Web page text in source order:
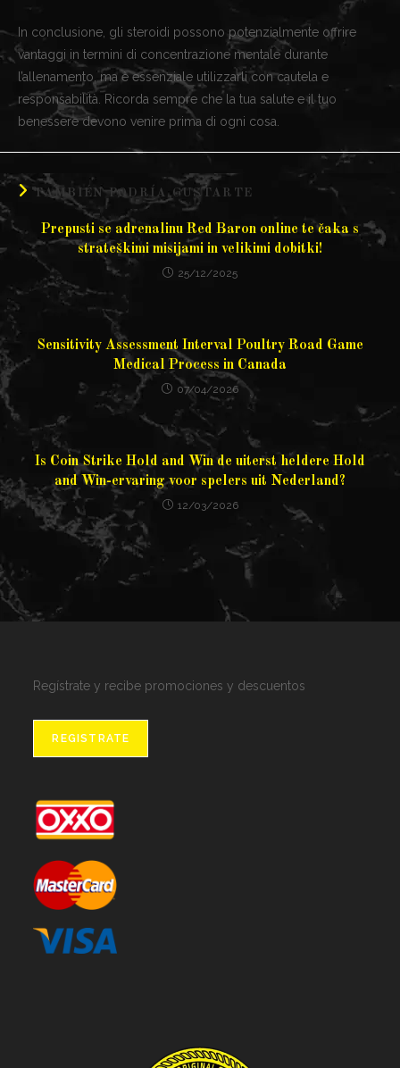
In conclusione, gli steroidi possono potenzialmente offrire
vantaggi in termini di concentrazione mentale durante
l’allenamento, ma è essenziale utilizzarli con cautela e
responsabilità. Ricorda sempre che la tua salute e il tuo
benessere devono venire prima di ogni cosa.
TAMBIÉN PODRÍA GUSTARTE
Prepusti se adrenalinu Red Baron online te čaka s
strateškimi misijami in velikimi dobitki!
25/12/2025
Sensitivity Assessment Interval Poultry Road Game
Medical Process in Canada
07/04/2026
Is Coin Strike Hold and Win de uiterst heldere Hold
and Win-ervaring voor spelers uit Nederland?
12/03/2026
Regístrate y recibe promociones y descuentos